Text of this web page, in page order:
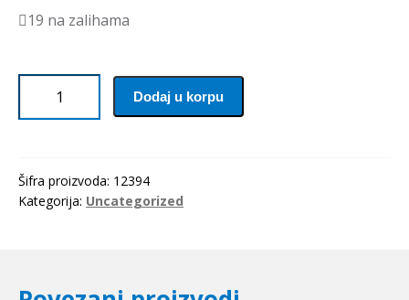
19 na zalihama
20x3450
količina
Dodaj u korpu
Šifra proizvoda: 12394
Kategorija: Uncategorized